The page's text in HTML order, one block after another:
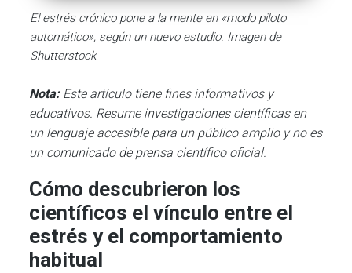
El estrés crónico pone a la mente en «modo piloto
automático», según un nuevo estudio. Imagen de
Shutterstock
Nota:Este artículo tiene fines informativos y
educativos. Resume investigaciones científicas en
un lenguaje accesible para un público amplio y no es
un comunicado de prensa científico oficial.
Cómo descubrieron los
científicos el vínculo entre el
estrés y el comportamiento
habitual